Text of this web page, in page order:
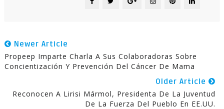
Newer Article
Propeep Imparte Charla A Sus Colaboradoras Sobre
Concientización Y Prevención Del Cáncer De Mama
Older Article
Reconocen A Lirisi Mármol, Presidenta De La Juventud
De La Fuerza Del Pueblo En EE.UU.